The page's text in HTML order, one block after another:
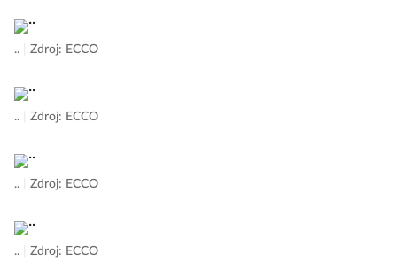
.. Zdroj: ECCO
.. Zdroj: ECCO
.. Zdroj: ECCO
.. Zdroj: ECCO